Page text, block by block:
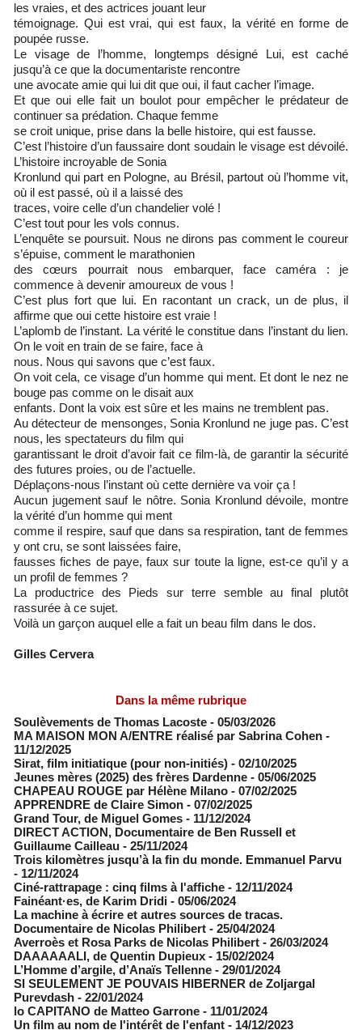
les vraies, et des actrices jouant leur
témoignage. Qui est vrai, qui est faux, la vérité en forme de
poupée russe.
Le visage de l’homme, longtemps désigné Lui, est caché
jusqu’à ce que la documentariste rencontre
une avocate amie qui lui dit que oui, il faut cacher l’image.
Et que oui elle fait un boulot pour empêcher le prédateur de
continuer sa prédation. Chaque femme
se croit unique, prise dans la belle histoire, qui est fausse.
C’est l’histoire d’un faussaire dont soudain le visage est dévoilé.
L’histoire incroyable de Sonia
Kronlund qui part en Pologne, au Brésil, partout où l’homme vit,
où il est passé, où il a laissé des
traces, voire celle d’un chandelier volé !
C’est tout pour les vols connus.
L’enquête se poursuit. Nous ne dirons pas comment le coureur
s’épuise, comment le marathonien
des cœurs pourrait nous embarquer, face caméra : je
commence à devenir amoureux de vous !
C’est plus fort que lui. En racontant un crack, un de plus, il
affirme que oui cette histoire est vraie !
L’aplomb de l’instant. La vérité le constitue dans l’instant du lien.
On le voit en train de se faire, face à
nous. Nous qui savons que c’est faux.
On voit cela, ce visage d’un homme qui ment. Et dont le nez ne
bouge pas comme on le disait aux
enfants. Dont la voix est sûre et les mains ne tremblent pas.
Au détecteur de mensonges, Sonia Kronlund ne juge pas. C’est
nous, les spectateurs du film qui
garantissant le droit d’avoir fait ce film-là, de garantir la sécurité
des futures proies, ou de l’actuelle.
Déplaçons-nous l’instant où cette dernière va voir ça !
Aucun jugement sauf le nôtre. Sonia Kronlund dévoile, montre
la vérité d’un homme qui ment
comme il respire, sauf que dans sa respiration, tant de femmes
y ont cru, se sont laissées faire,
fausses fiches de paye, faux sur toute la ligne, est-ce qu’il y a
un profil de femmes ?
La productrice des Pieds sur terre semble au final plutôt
rassurée à ce sujet.
Voilà un garçon auquel elle a fait un beau film dans le dos.
Gilles Cervera
Dans la même rubrique
Soulèvements de Thomas Lacoste - 05/03/2026
MA MAISON MON A/ENTRE réalisé par Sabrina Cohen -
11/12/2025
Sirat, film initiatique (pour non-initiés) - 02/10/2025
Jeunes mères (2025) des frères Dardenne - 05/06/2025
CHAPEAU ROUGE par Hélène Milano - 07/02/2025
APPRENDRE de Claire Simon - 07/02/2025
Grand Tour, de Miguel Gomes - 11/12/2024
DIRECT ACTION, Documentaire de Ben Russell et
Guillaume Cailleau - 25/11/2024
Trois kilomètres jusqu’à la fin du monde. Emmanuel Parvu
- 12/11/2024
Ciné-rattrapage : cinq films à l'affiche - 12/11/2024
Fainéant·es, de Karim Dridi - 05/06/2024
La machine à écrire et autres sources de tracas.
Documentaire de Nicolas Philibert - 25/04/2024
Averroès et Rosa Parks de Nicolas Philibert - 26/03/2024
DAAAAAALI, de Quentin Dupieux - 15/02/2024
L’Homme d’argile, d’Anaïs Tellenne - 29/01/2024
SI SEULEMENT JE POUVAIS HIBERNER de Zoljargal
Purevdash - 22/01/2024
lo CAPITANO de Matteo Garrone - 11/01/2024
Un film au nom de l'intérêt de l'enfant - 14/12/2023